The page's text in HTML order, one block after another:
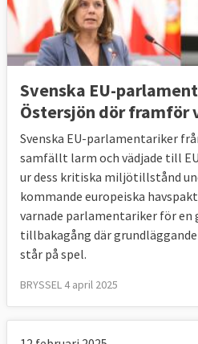
Svenska EU-
Östersjön dör framför
Svenska EU-parlamentariker
samfällt larm och vädjade till
ur dess kritiska miljötillstånd
kommande europeiska
varnade parlamentariker för
tillbakagång där
står på spel.
BRYSSEL 4 april 2025